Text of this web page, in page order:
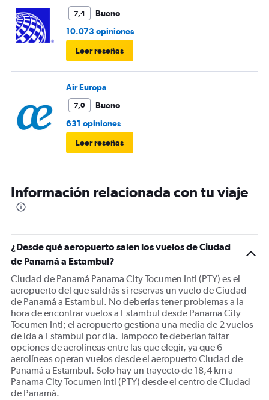
7,4
Bueno
10.073 opiniones
Leer reseñas
Air Europa
7,0
Bueno
631 opiniones
Leer reseñas
Información relacionada con tu viaje
¿Desde qué aeropuerto salen los vuelos de Ciudad
de Panamá a Estambul?
Ciudad de Panamá Panama City Tocumen Intl (PTY) es el
aeropuerto del que saldrás si reservas un vuelo de Ciudad
de Panamá a Estambul. No deberías tener problemas a la
hora de encontrar vuelos a Estambul desde Panama City
Tocumen Intl; el aeropuerto gestiona una media de 2 vuelos
de ida a Estambul por día. Tampoco te deberían faltar
opciones de aerolíneas entre las que elegir, ya que 6
aerolíneas operan vuelos desde el aeropuerto Ciudad de
Panamá a Estambul. Solo hay un trayecto de 18,4 km a
Panama City Tocumen Intl (PTY) desde el centro de Ciudad
de Panamá.